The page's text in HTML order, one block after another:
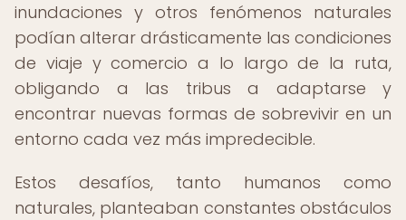
inundaciones y otros fenómenos naturales
podían alterar drásticamente las condiciones
de viaje y comercio a lo largo de la ruta,
obligando a las tribus a adaptarse y
encontrar nuevas formas de sobrevivir en un
entorno cada vez más impredecible.
Estos desafíos, tanto humanos como
naturales, planteaban constantes obstáculos